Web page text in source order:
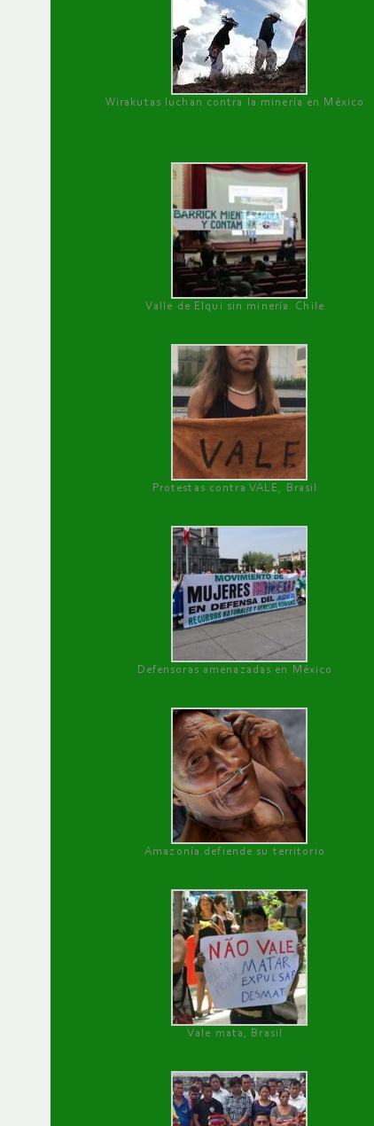
Wirakutas luchan contra la minería en México
Valle de Elqui sin minería. Chile
Protestas contra VALE, Brasil
Defensoras amenazadas en México
Amazonía defiende su territorio
Vale mata, Brasil